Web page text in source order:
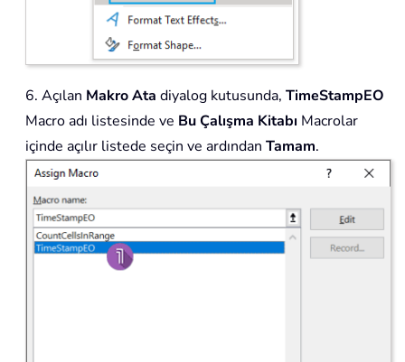
6. Açılan Makro Ata diyalog kutusunda, TimeStampEO
Macro adı listesinde ve Bu Çalışma Kitabı Macrolar
içinde açılır listede seçin ve ardından Tamam.